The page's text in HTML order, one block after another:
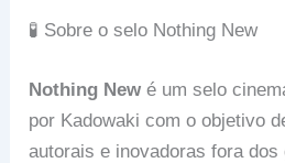
🧪 Sobre o selo Nothing New
Nothing New é um selo
por Kadowaki com o objetivo
autorais e inovadoras fora dos